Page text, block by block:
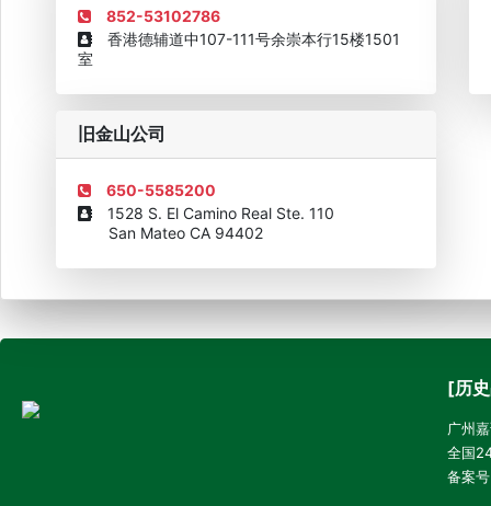
852-53102786
香港德辅道中107-111号余崇本行15楼1501
室
旧金山公司
650-5585200
1528 S. El Camino Real Ste. 110
San Mateo CA 94402
[历
广州
全国
备案